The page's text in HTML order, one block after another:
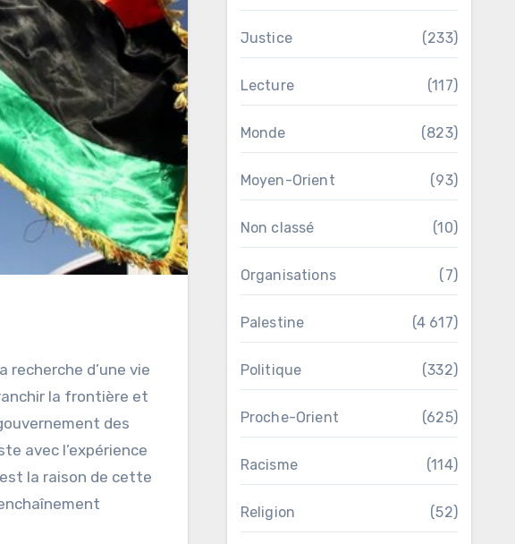
recherche d’une vie
la frontière et
des
avec l’expérience
la raison de cette
Justice (233)
Lecture (117)
Monde (823)
Moyen-Orient (93)
Non classé (10)
Organisations (7)
Palestine (4 617)
Politique (332)
Proche-Orient (625)
Racisme (114)
Religion (52)